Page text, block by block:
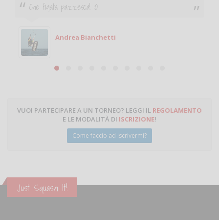
Che figata pazzesca! :O
Andrea Bianchetti
VUOI PARTECIPARE A UN TORNEO? LEGGI IL REGOLAMENTO
E LE MODALITÀ DI ISCRIZIONE!
Come faccio ad iscrivermi?
Just Squash It!